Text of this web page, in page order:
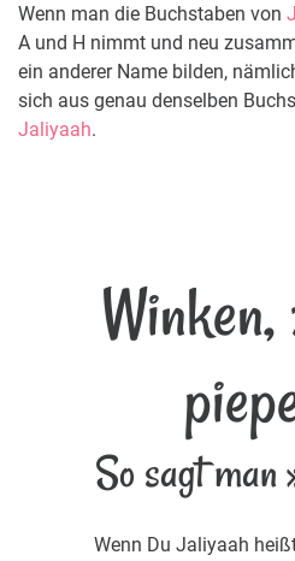
Wenn man die Buchstaben von
A und H nimmt und neu
ein anderer Name bilden,
sich aus genau denselben
Jaliyaah.
Winken,
So sagt man
Wenn Du Jaliyaah